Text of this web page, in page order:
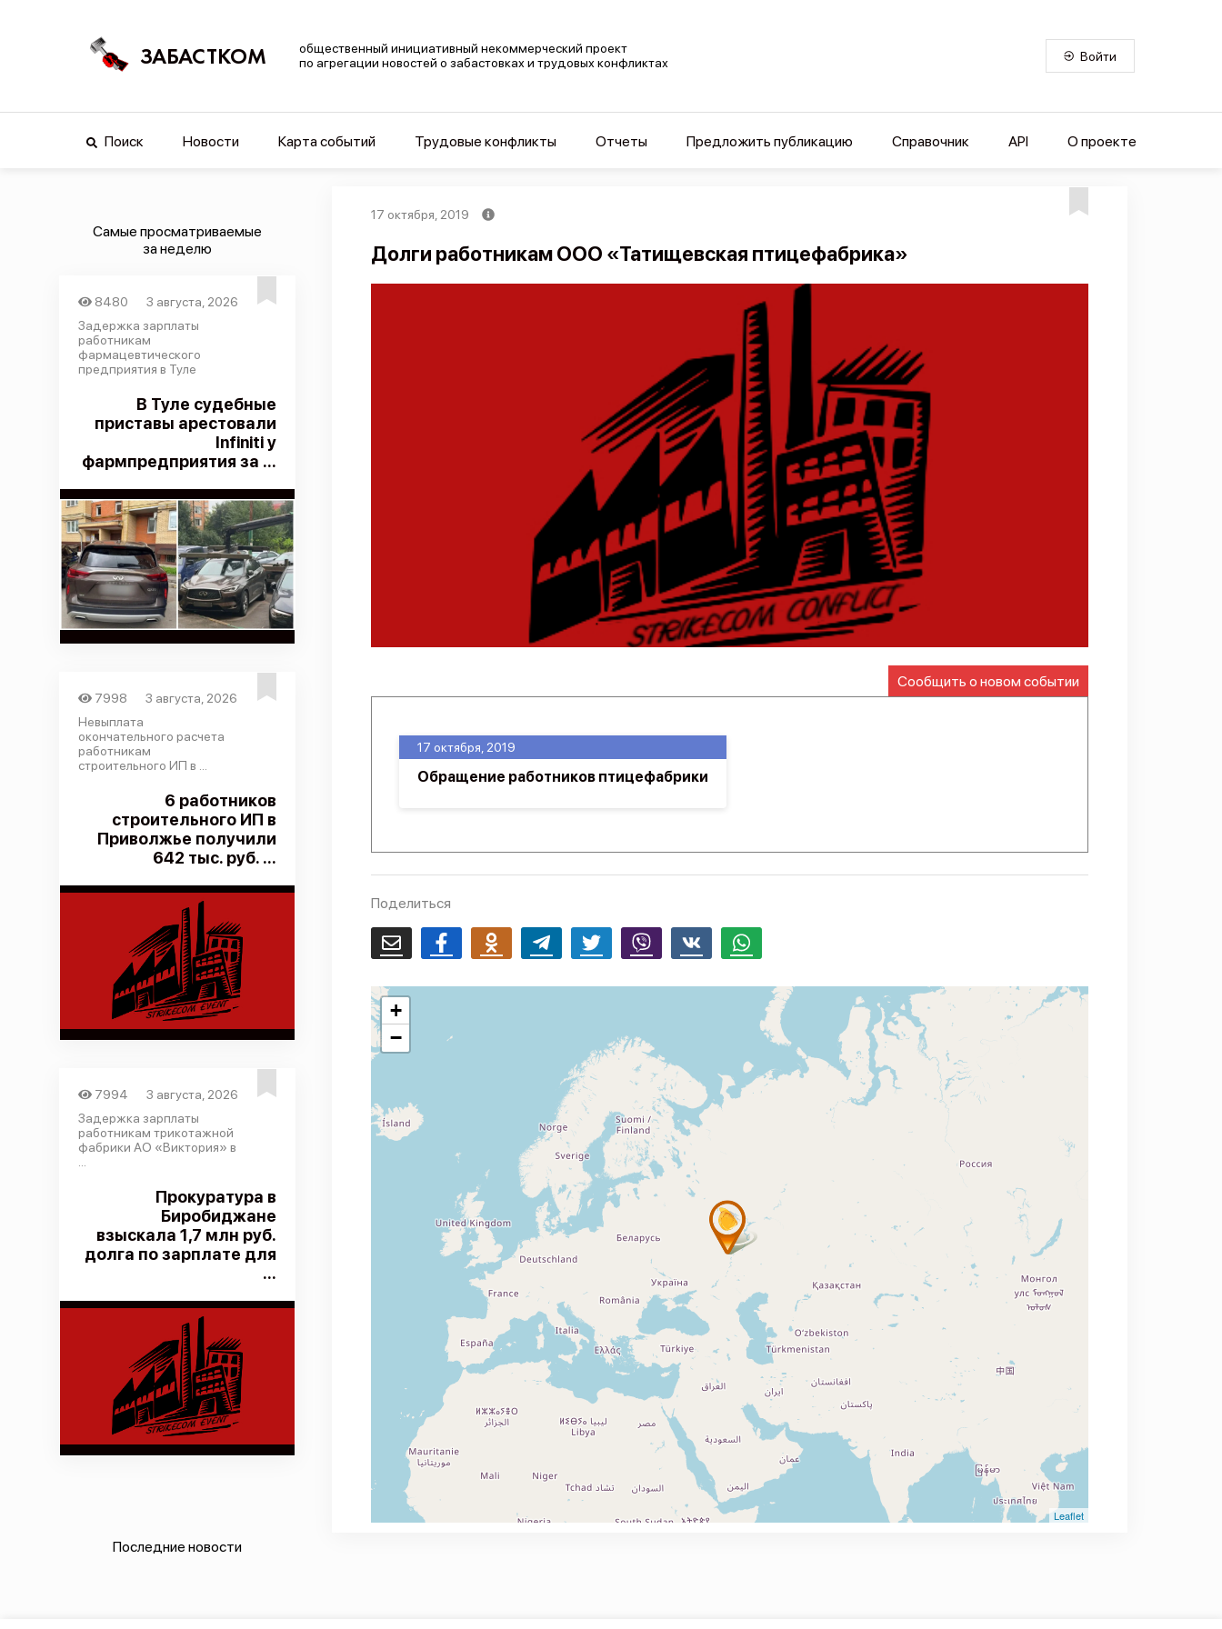
ЗАБАСТКОМ
общественный инициативный некоммерческий проект
по агрегации новостей о забастовках и трудовых конфликтах
Войти
Поиск Новости Карта событий Трудовые конфликты Отчеты Предложить публикацию Справочник API О проекте
Самые просматриваемые
за неделю
8480
3 августа, 2026
Задержка зарплаты
работникам
фармацевтического
предприятия в Туле
В Туле судебные
приставы арестовали
Infiniti у
фармпредприятия за ...
7998
3 августа, 2026
Невыплата
окончательного расчета
работникам
строительного ИП в ...
6 работников
строительного ИП в
Приволжье получили
642 тыс. руб. ...
7994
3 августа, 2026
Задержка зарплаты
работникам трикотажной
фабрики АО «Виктория» в
Прокуратура в
Биробиджане
взыскала 1,7 млн руб.
долга по зарплате для
...
Последние новости
17 октября, 2019
Долги работникам ООО «Татищевская птицефабрика»
Сообщить о новом событии
17 октября, 2019
Обращение работников птицефабрики
Поделиться
Email FacebookOdnoklassnikiTelegram Twitter Viber Whatsapp
+
−
Leaflet